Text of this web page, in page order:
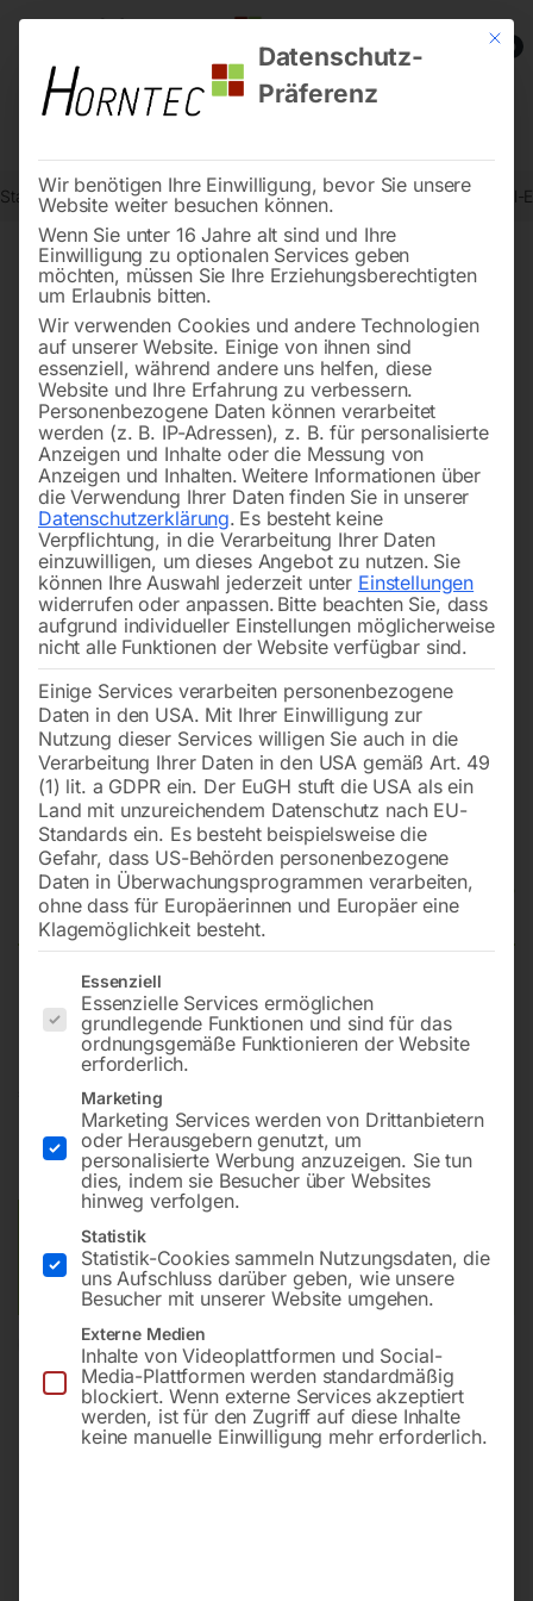
0
Start Drucklufttechnologie Druckluft-Verrohrungssystem Winkel-
Winkel-Einschraubverbinder
Ø 12 mm, AG 3/8′
22,80
inkl. MwSt. zzgl.Versandkosten
Lieferzeit:ca. 2 - 3 Tage
Versandkosten Standard (Österreich):
Bitte beachten Sie: Die Versandkosten gelten für Österreich.
Andere Länder können abweichen.
In den Warenkorb
Mit
Datenschutz-
Präferenz
Wir benötigen Ihre Einwilligung, bevor Sie unsere
Website weiter besuchen können.
Wenn Sie unter 16 Jahre alt sind und Ihre
Einwilligung zu optionalen Services geben
möchten, müssen Sie Ihre Erziehungsberechtigten
um Erlaubnis bitten.
Wir verwenden Cookies und andere Technologien
auf unserer Website. Einige von ihnen sind
essenziell, während andere uns helfen, diese
Website und Ihre Erfahrung zu verbessern.
Personenbezogene Daten können verarbeitet
werden (z. B. IP-Adressen), z. B. für personalisierte
Anzeigen und Inhalte oder die Messung von
Anzeigen und Inhalten. Weitere Informationen über
die Verwendung Ihrer Daten finden Sie in unserer
Datenschutzerklärung. Es besteht keine
Verpflichtung, in die Verarbeitung Ihrer Daten
einzuwilligen, um dieses Angebot zu nutzen. Sie
können Ihre Auswahl jederzeit unter Einstellungen
widerrufen oder anpassen. Bitte beachten Sie, dass
aufgrund individueller Einstellungen möglicherweise
nicht alle Funktionen der Website verfügbar sind.
Einige Services verarbeiten personenbezogene
Daten in den USA. Mit Ihrer Einwilligung zur
Nutzung dieser Services willigen Sie auch in die
Verarbeitung Ihrer Daten in den USA gemäß Art. 49
(1) lit. a GDPR ein. Der EuGH stuft die USA als ein
Land mit unzureichendem Datenschutz nach EU-
Standards ein. Es besteht beispielsweise die
Gefahr, dass US-Behörden personenbezogene
Daten in Überwachungsprogrammen verarbeiten,
ohne dass für Europäerinnen und Europäer eine
Klagemöglichkeit besteht.
Es folgt eine Liste der Service-Gruppen, für die eine
Essenziell
Essenzielle Services ermöglichen
grundlegende Funktionen und sind für das
ordnungsgemäße Funktionieren der Website
erforderlich.
Marketing
Marketing Services werden von Drittanbietern
oder Herausgebern genutzt, um
personalisierte Werbung anzuzeigen. Sie tun
dies, indem sie Besucher über Websites
hinweg verfolgen.
Statistik
Statistik-Cookies sammeln Nutzungsdaten, die
uns Aufschluss darüber geben, wie unsere
Besucher mit unserer Website umgehen.
Externe Medien
Inhalte von Videoplattformen und Social-
Media-Plattformen werden standardmäßig
blockiert. Wenn externe Services akzeptiert
werden, ist für den Zugriff auf diese Inhalte
keine manuelle Einwilligung mehr erforderlich.